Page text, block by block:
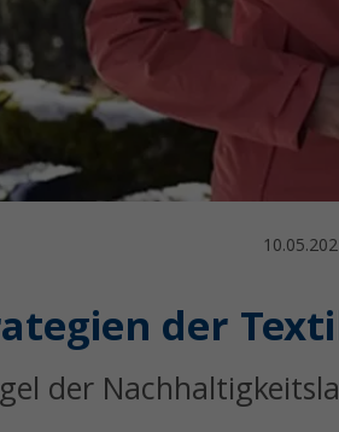
der
der